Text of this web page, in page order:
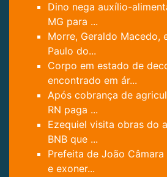
Dino nega auxílio-
MG para ...
Morre, Geraldo Macedo,
Paulo do...
Corpo em estado de
encontrado em ár...
Após cobrança de
RN paga ...
Ezequiel visita obras do
BNB que ...
Prefeita de João
e exoner...